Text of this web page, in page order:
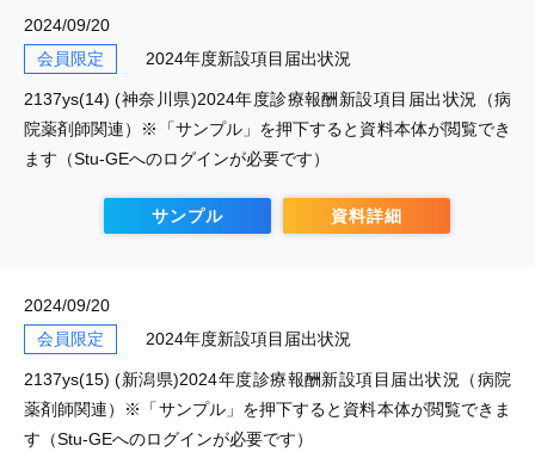
2024/09/20
会員限定
2024年度新設項目届出状況
2137ys(14) (神奈川県)2024年度診療報酬新設項目届出状況（病
院薬剤師関連）※「サンプル」を押下すると資料本体が閲覧でき
ます（Stu-GEへのログインが必要です）
サンプル 資料詳細
2024/09/20
会員限定
2024年度新設項目届出状況
2137ys(15) (新潟県)2024年度診療報酬新設項目届出状況（病院
薬剤師関連）※「サンプル」を押下すると資料本体が閲覧できま
す（Stu-GEへのログインが必要です）